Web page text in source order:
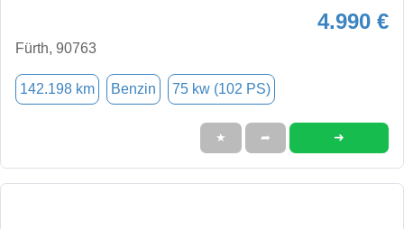
4.990 €
Fürth, 90763
142.198 km Benzin 75 kw (102 PS)
★ ➦ ➜